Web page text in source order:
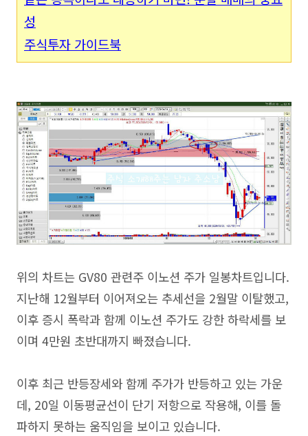
성
주식투자 가이드북
위의 차트는 GV80 관련주 이노션 주가 일봉차트입니다.
지난해 12월부터 이어져오는 추세선을 2월말 이탈했고,
이후 증시 폭락과 함께 이노션 주가도 강한 하락세를 보
이며 4만원 초반대까지 빠졌습니다.
이후 최근 반등장세와 함께 주가가 반등하고 있는 가운
데, 20일 이동평균선이 단기 저항으로 작용해, 이를 돌
파하지 못하는 움직임을 보이고 있습니다.